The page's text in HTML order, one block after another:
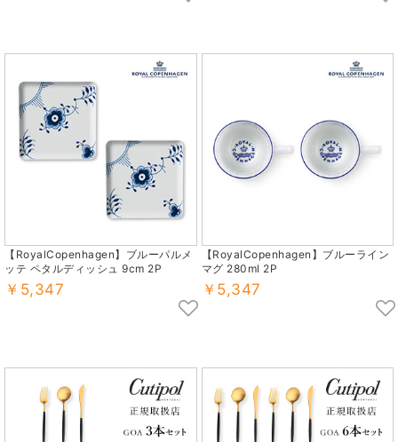
【RoyalCopenhagen】ブルーパルメ
ッテ ペタルディッシュ 9cm 2P
￥5,347
【RoyalCopenhagen】ブルーライン
マグ 280ml 2P
￥5,347